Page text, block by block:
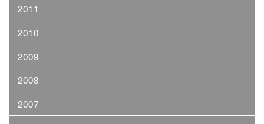
2011
2010
2009
2008
2007